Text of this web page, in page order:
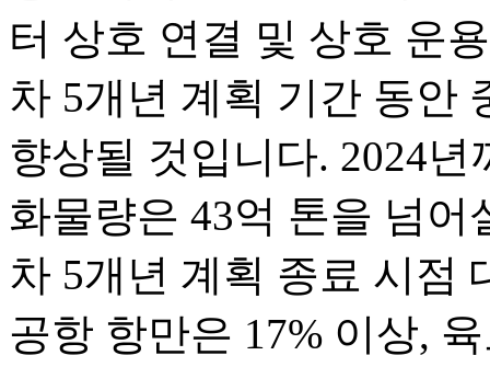
터 상호 연결 및 상호 운
차 5개년 계획 기간 동안
향상될 것입니다. 2024
화물량은 43억 톤을 넘
차 5개년 계획 종료 시점
공항 항만은 17% 이상,